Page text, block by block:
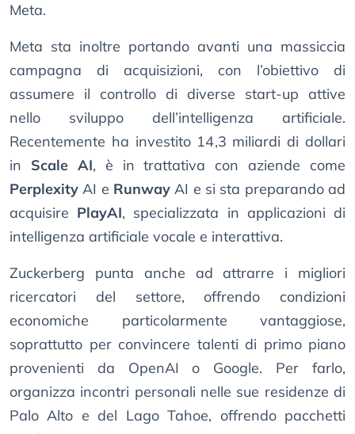
Meta.
Meta sta inoltre portando avanti una massiccia
campagna di acquisizioni, con l’obiettivo di
assumere il controllo di diverse start-up attive
nello sviluppo dell’intelligenza artificiale.
Recentemente ha investito 14,3 miliardi di dollari
in Scale AI, è in trattativa con aziende come
Perplexity AI e Runway AI e si sta preparando ad
acquisire PlayAI, specializzata in applicazioni di
intelligenza artificiale vocale e interattiva.
Zuckerberg punta anche ad attrarre i migliori
ricercatori del settore, offrendo condizioni
economiche particolarmente vantaggiose,
soprattutto per convincere talenti di primo piano
provenienti da OpenAI o Google. Per farlo,
organizza incontri personali nelle sue residenze di
Palo Alto e del Lago Tahoe, offrendo pacchetti